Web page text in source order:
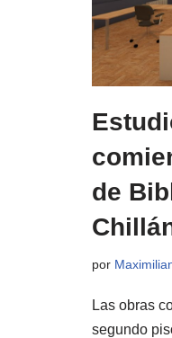
de
por
Las obras
segundo